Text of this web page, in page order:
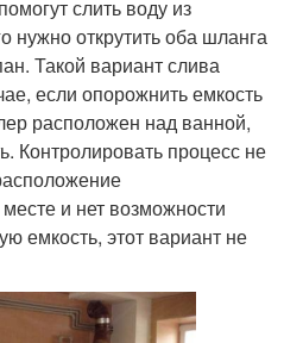
слить воду из
нужно открутить оба шланга
Такой вариант слива
если опорожнить емкость
расположен над ванной,
Контролировать процесс не
и нет возможности
емкость, этот вариант не